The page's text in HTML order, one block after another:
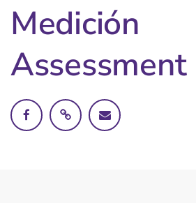
Medición
Assessment